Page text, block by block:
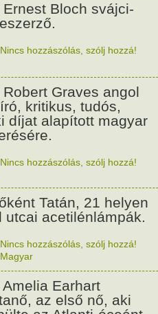
Bloch svájci-
Nincs hozzászólás, szólj hozzá!
Graves angol
kritikus, tudós,
díjat alapított magyar
Nincs hozzászólás, szólj hozzá!
Tatán, 21 helyen
utcai acetilénlámpák.
Nincs hozzászólás, szólj hozzá!
Magyar
Earhart
az első nő, aki